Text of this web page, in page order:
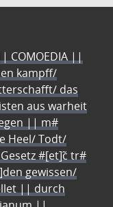
COMOEDIA ||
kampff/
das
aus warheit
|| m#
Heel/ Todt/
#[et]c̃ tr#
gewissen/
|| durch